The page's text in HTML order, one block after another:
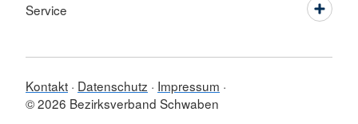
Service
Kontakt Datenschutz
Impressum
© 2026 Bezirksverband Schwaben